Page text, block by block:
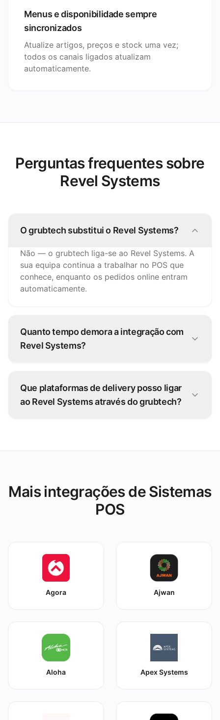
Menus e disponibilidade sempre
sincronizados
Atualize artigos, preços e stock uma vez;
todos os canais ligados atualizam
automaticamente.
Perguntas frequentes sobre
Revel Systems
O grubtech substitui o Revel Systems?
Não — o grubtech liga-se ao Revel Systems. A
sua equipa continua a trabalhar no POS que
conhece, enquanto os pedidos online entram
automaticamente.
Quanto tempo demora a integração com
Revel Systems?
a integração consigo — sem desenvolvimento
do seu lado.
Que plataformas de delivery posso ligar
ao Revel Systems através do grubtech?
Mais integrações de Sistemas
POS
Agora Ajwan
Aloha Apex Systems